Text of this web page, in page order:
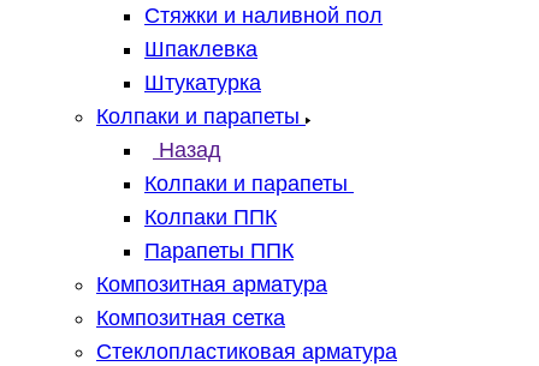
Стяжки и наливной пол
Шпаклевка
Штукатурка
Колпаки и парапеты
Назад
Колпаки и парапеты
Колпаки ППК
Парапеты ППК
Композитная арматура
Композитная сетка
Стеклопластиковая арматура